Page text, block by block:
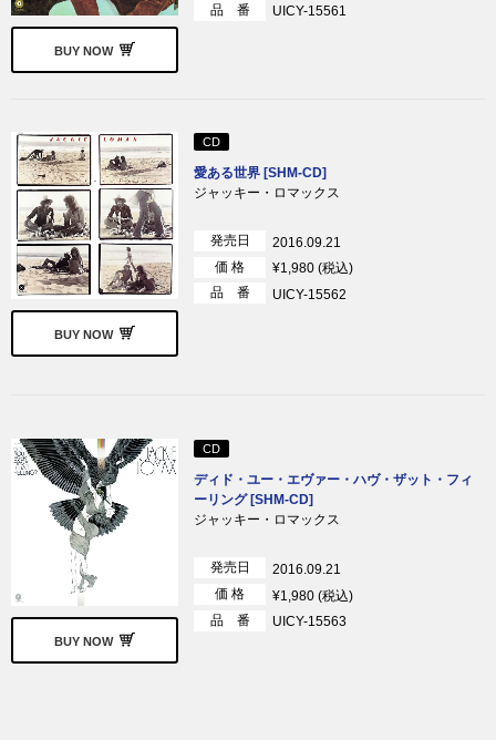
BUY NOW
品 番
UICY-15561
BUY NOW
CD
愛ある世界 [SHM-CD]
ジャッキー・ロマックス
発売日
2016.09.21
価 格
¥1,980 (税込)
品 番
UICY-15562
BUY NOW
CD
ディド・ユー・エヴァー・ハヴ・ザット・フィ
ーリング [SHM-CD]
ジャッキー・ロマックス
発売日
2016.09.21
価 格
¥1,980 (税込)
品 番
UICY-15563